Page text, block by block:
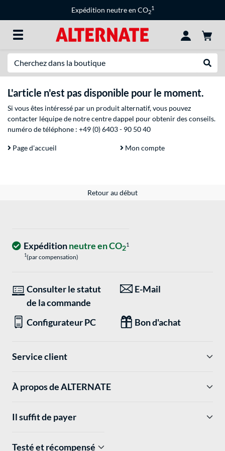
Expédition neutre en CO2
1
L'article n'est pas disponible pour le moment.
Si vous êtes intéressé par un produit alternatif, vous pouvez
contacter léquipe de notre centre dappel pour obtenir des conseils.
numéro de téléphone : +49 (0) 6403 - 90 50 40
Page d'accueil Mon compte
Retour au début
Expéditionneutre en CO21
1(par compensation)
Consulter le statut
de la commande
E-Mail
Configurateur PC Bon d'achat
Service client
À propos de ALTERNATE
Il suffit de payer
Testé et récompensé